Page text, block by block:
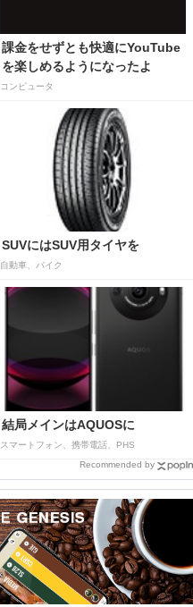
課金をせずとも快適にYouTube
を楽しめるようになったよ
コンピュータ
SUVにはSUV用タイヤを
自動車、バイク
結局メインはAQUOSに
スマートフォン、携帯電話、PHS
Recommended by